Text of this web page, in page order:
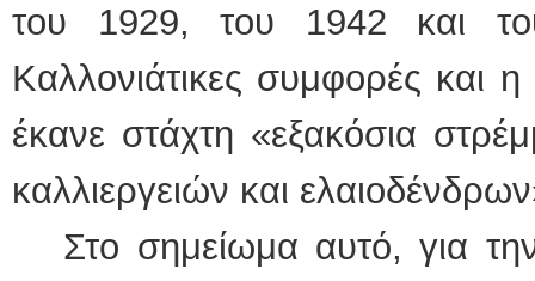
του 1929, του 1942 και
Καλλονιάτικες συμφορές και
έκανε στάχτη «εξακόσια
καλλιεργειών και
Στο σημείωμα αυτό, για